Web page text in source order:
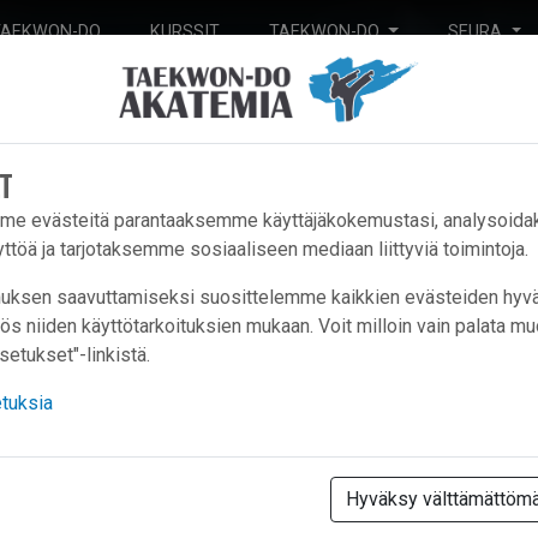
DO KURSSIT TAEKWON-DO SEURA
harrastustoimintaa ITF Taekwon-
Tervetuloa harrastamaan Taekwon-Doa
evästeitä parantaaksemme käyttäjäkokemustasi,
ja tarjotaksemme sosiaaliseen mediaan liittyviä toimintoja.
saavuttamiseksi suosittelemme kaikkien evästeiden
niiden käyttötarkoituksien mukaan. Voit milloin vain palata
linkistä.
Hyväksy